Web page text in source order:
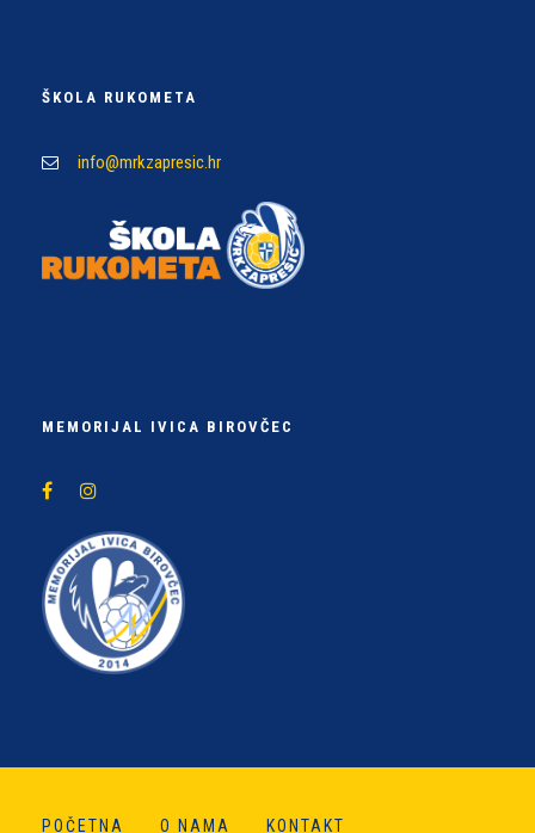
ŠKOLA RUKOMETA
info@mrkzapresic.hr
MEMORIJAL IVICA BIROVČEC
POČETNA O NAMA KONTAKT